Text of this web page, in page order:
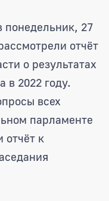
областной
понедельник, 27
отчёт
о результатах
в 2022 году.
всех
парламенте
отчёт к